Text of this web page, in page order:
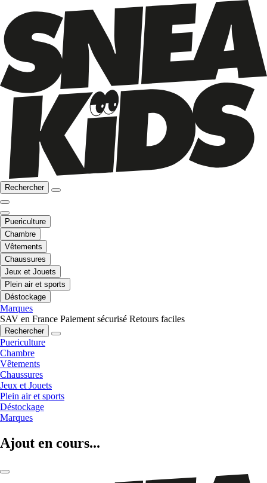
Rechercher
Puericulture
Chambre
Vêtements
Chaussures
Jeux et Jouets
Plein air et sports
Déstockage
Marques
SAV en France Paiement sécurisé Retours faciles
Rechercher
Puericulture
Chambre
Vêtements
Chaussures
Jeux et Jouets
Plein air et sports
Déstockage
Marques
Ajout en cours...